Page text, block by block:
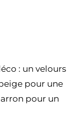
: un velours
pour une
pour un